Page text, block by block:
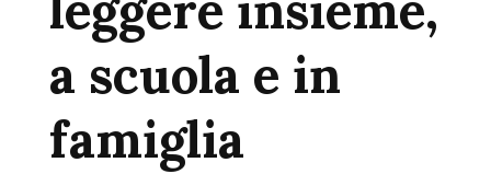
a scuola e in
famiglia